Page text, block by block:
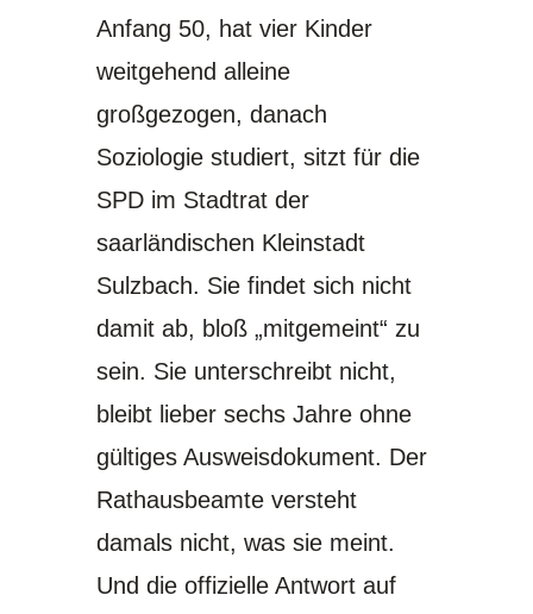
Anfang 50, hat vier Kinder
weitgehend alleine
großgezogen, danach
Soziologie studiert, sitzt für die
SPD im Stadtrat der
saarländischen Kleinstadt
Sulzbach. Sie findet sich nicht
damit ab, bloß „mitgemeint“ zu
sein. Sie unterschreibt nicht,
bleibt lieber sechs Jahre ohne
gültiges Ausweisdokument. Der
Rathausbeamte versteht
damals nicht, was sie meint.
Und die offizielle Antwort auf